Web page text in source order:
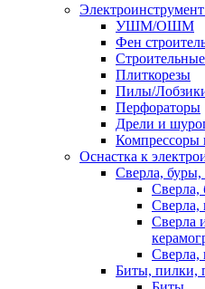
Электроинструмент
УШМ/ОШМ
Фен
Плиткорезы
Пилы/
Перфораторы
Дрели и
Компрессоры
Оснастка к
Сверла,
Сверла,
Сверла,
Сверла
Сверла,
Биты, пилки,